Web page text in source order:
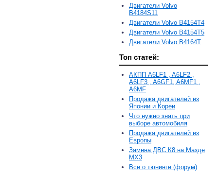
Двигатели Volvo
B4184S11
Двигатели Volvo B4154T4
Двигатели Volvo B4154T5
Двигатели Volvo B4164T
Топ статей:
АКПП A6LF1 , A6LF2 ,
A6LF3 , A6GF1, A6MF1 ,
A6MF
Продажа двигателей из
Японии и Кореи
Что нужно знать при
выборе автомобиля
Продажа двигателей из
Европы
Замена ДВС К8 на Мазде
MX3
Все о тюнинге (форум)